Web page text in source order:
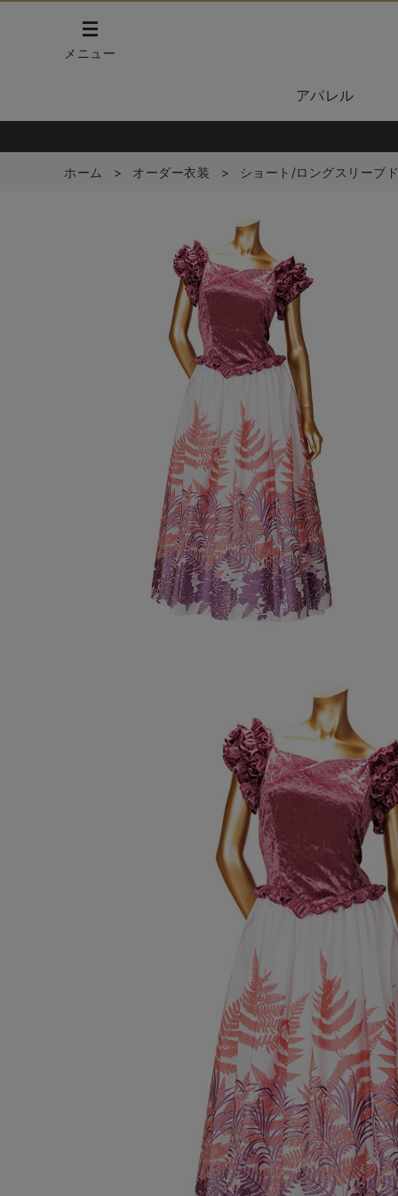
メニュー
アパレル
ホーム > オーダー衣装 > ショート/ロングスリーブ